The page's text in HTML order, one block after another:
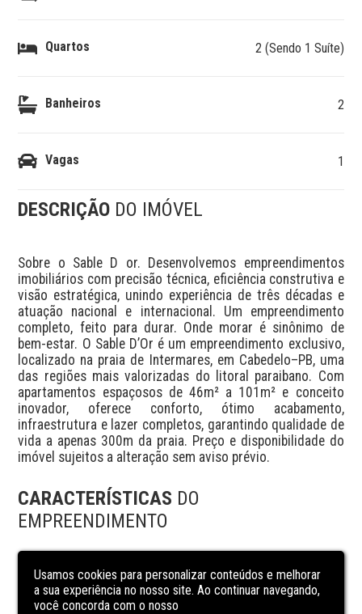
Quartos 2 (Sendo 1 Suíte)
Banheiros 2
Vagas 1
DESCRIÇÃO DO IMÓVEL
Sobre o Sable D or. Desenvolvemos empreendimentos
imobiliários com precisão técnica, eficiência construtiva e
visão estratégica, unindo experiência de três décadas e
atuação nacional e internacional. Um empreendimento
completo, feito para durar. Onde morar é sinônimo de
bem-estar. O Sable D’Or é um empreendimento exclusivo,
localizado na praia de Intermares, em Cabedelo–PB, uma
das regiões mais valorizadas do litoral paraibano. Com
apartamentos espaçosos de 46m² a 101m² e conceito
inovador, oferece conforto, ótimo acabamento,
infraestrutura e lazer completos, garantindo qualidade de
vida a apenas 300m da praia. Preço e disponibilidade do
imóvel sujeitos a alteração sem aviso prévio.
CARACTERÍSTICAS DO
EMPREENDIMENTO
Churrasqueira condominial
Elevador social
Usamos cookies para personalizar conteúdos e melhorar
a sua experiência no nosso site. Ao continuar navegando,
você concorda com o nosso